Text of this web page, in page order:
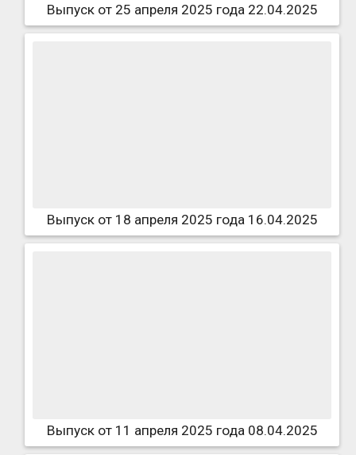
Выпуск от 25 апреля 2025 года 22.04.2025
Выпуск от 18 апреля 2025 года 16.04.2025
Выпуск от 11 апреля 2025 года 08.04.2025